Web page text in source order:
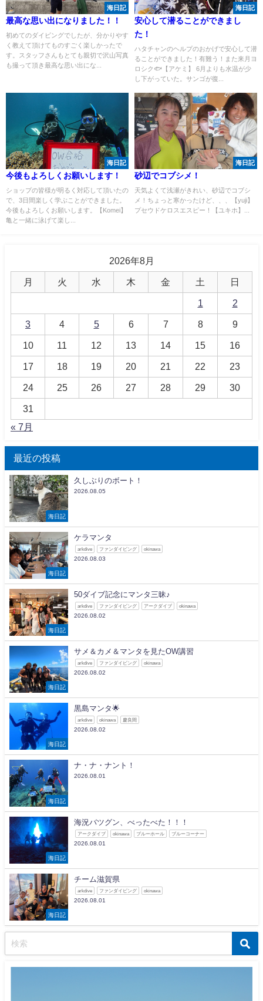
海日記
最高な思い出になりました！！
初めてのダイビングでしたが、分かりやす
く教えて頂けてものすごく楽しかったで
す。スタッフさんもとても親切で沢山写真
も撮って頂き最高な思い出にな...
海日記
安心して潜ることができまし
た！
ハタチャンのヘルプのおかげで安心して潜
ることができました！有難う！また来月ヨ
ロシク🐟【アケミ】 6月よりも水温が少
し下がっていた。サンゴが復...
海日記
今後もよろしくお願いします！
ショップの皆様が明るく対応して頂いたの
で、3日間楽しく学ぶことができました。
今後もよろしくお願いします。【Komei】
亀と一緒に泳げて楽し...
海日記
砂辺でコブシメ！
天気よくて浅瀬がきれい、砂辺でコブシ
メ！ちょっと寒かったけど、、、【yuji】
プセウドケロスエスピー！【ユキホ】...
2026年8月
月 火 水 木 金 土 日
1 2
3 4 5 6 7 8 9
10 11 12 13 14 15 16
17 18 19 20 21 22 23
24 25 26 27 28 29 30
31
« 7月
最近の投稿
海日記
久しぶりのボート！
2026.08.05
海日記
ケラマンタ
arkdive ファンダイビング okinawa
2026.08.03
海日記
50ダイブ記念にマンタ三昧♪
arkdive ファンダイビング アークダイブ okinawa
2026.08.02
海日記
サメ＆カメ＆マンタを見たOW講習
arkdive ファンダイビング okinawa
2026.08.02
海日記
黒島マンタ🌟
arkdive okinawa 慶良間
2026.08.02
海日記
ナ・ナ・ナント！
2026.08.01
海日記
海況バツグン、べったべた！！！
アークダイブ okinawa ブルーホール ブルーコーナー
2026.08.01
海日記
チーム滋賀県
arkdive ファンダイビング okinawa
2026.08.01